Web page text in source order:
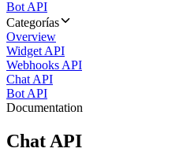
Bot API
Categorías
Overview
Widget API
Webhooks API
Chat API
Bot API
Documentation
Chat API